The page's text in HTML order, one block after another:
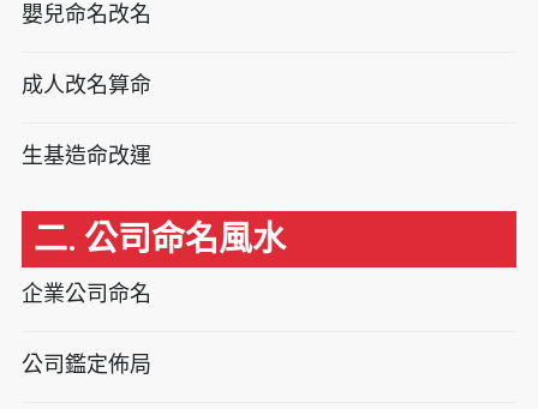
嬰兒命名改名
成人改名算命
生基造命改運
二. 公司命名風水
企業公司命名
公司鑑定佈局